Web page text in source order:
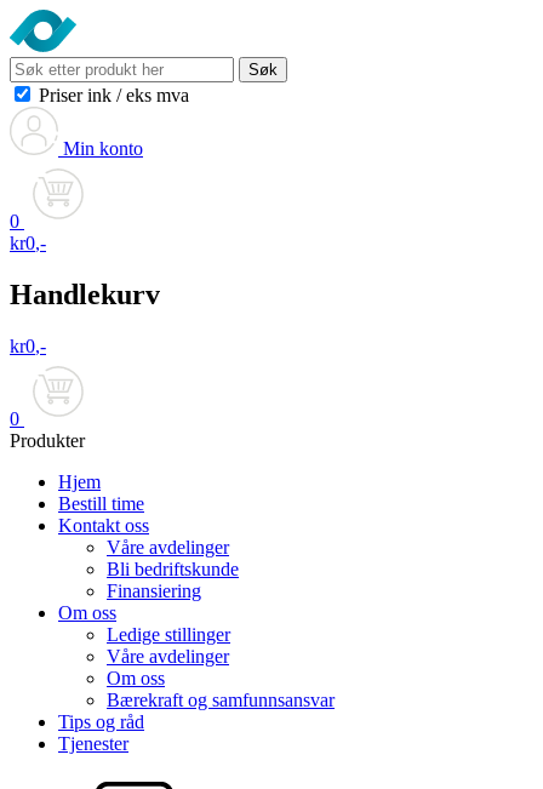
Søk
Priser ink / eks mva
Min konto
0
kr0,-
Handlekurv
kr0,-
0
Produkter
Hjem
Bestill time
Kontakt oss
Våre avdelinger
Bli bedriftskunde
Finansiering
Om oss
Ledige stillinger
Våre avdelinger
Om oss
Bærekraft og samfunnsansvar
Tips og råd
Tjenester